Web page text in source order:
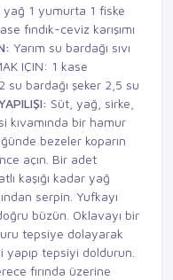
yağ 1 yumurta 1 fiske
fındık-ceviz karışımı
Yarım su bardağı sıvı
IÇIN: 1 kase
2 su bardağı şeker 2,5 su
Süt, yağ, sirke,
bir hamur
bezeler koparın
açın. Bir adet
kaşığı kadar yağ
serpin. Yufkayı
büzün. Oklavayı bir
tepsiye dolayarak
yapıp tepsiyi doldurun.
fırında üzerine